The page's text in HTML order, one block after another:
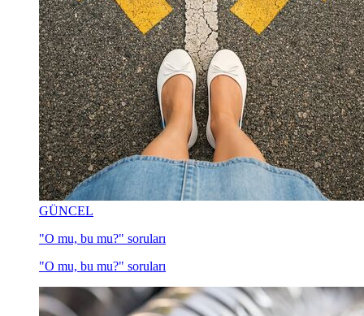
GÜNCEL
"O mu, bu mu?" soruları
"O mu, bu mu?" soruları